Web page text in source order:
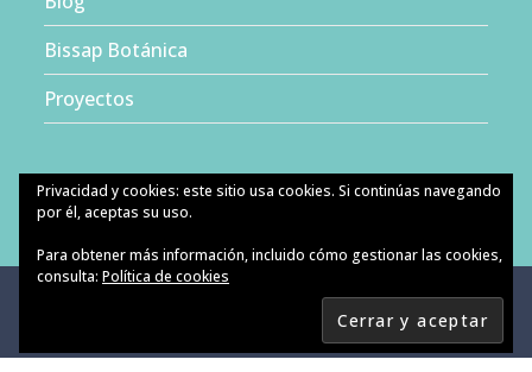
Bissap Botánica
Proyectos
Español
Copyright - Bissap Consulting, S.L.
Privacidad y cookies: este sitio usa cookies. Si continúas navegando
por él, aceptas su uso.
Para obtener más información, incluido cómo gestionar las cookies,
consulta: Política de cookies